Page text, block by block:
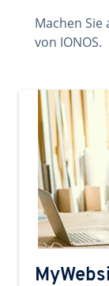
Machen
von IONOS.